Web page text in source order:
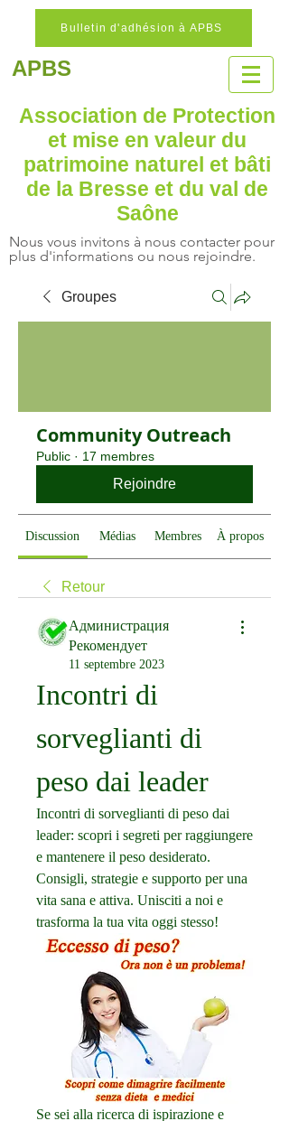
Bulletin d'adhésion à APBS
APBS
Association de Protection
et mise en valeur du
patrimoine naturel et bâti
de la Bresse et du val de
Saône
Nous vous invitons à nous contacter pour
plus d'informations ou nous rejoindre.
Groupes
Community Outreach
Public · 17 membres
Rejoindre
Discussion Médias Membres À propos
Retour
Администрация
Рекомендует
11 septembre 2023
Incontri di
sorveglianti di
peso dai leader
Incontri di sorveglianti di peso dai
leader: scopri i segreti per raggiungere
e mantenere il peso desiderato.
Consigli, strategie e supporto per una
vita sana e attiva. Unisciti a noi e
trasforma la tua vita oggi stesso!
Se sei alla ricerca di ispirazione e